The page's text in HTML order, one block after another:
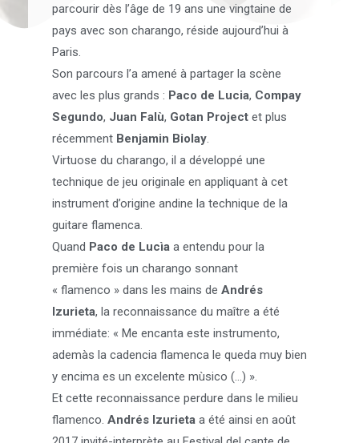
parcourir dès l’âge de 19 ans une vingtaine de
pays avec son charango, réside aujourd’hui à
Paris.
Son parcours l’a amené à partager la scène
avec les plus grands : Paco de Lucia, Compay
Segundo, Juan Falù, Gotan Project et plus
récemment Benjamin Biolay.
Virtuose du charango, il a développé une
technique de jeu originale en appliquant à cet
instrument d’origine andine la technique de la
guitare flamenca.
Quand Paco de Lucìa a entendu pour la
première fois un charango sonnant
« flamenco » dans les mains de Andrés
Izurieta, la reconnaissance du maître a été
immédiate: « Me encanta este instrumento,
ademàs la cadencia flamenca le queda muy bien
y encima es un excelente mùsico (…) ».
Et cette reconnaissance perdure dans le milieu
flamenco. Andrés Izurieta a été ainsi en août